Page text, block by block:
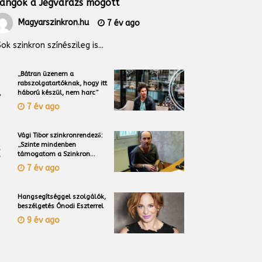
a Jégvarázs mögött
Magyarszinkron.hu 7 év ago
szinkron színészileg is...
„Bátran üzenem a
rabszolgatartóknak, hogy itt
háború készül, nem harc”
7 év ago
Vági Tibor szinkronrendező:
„Szinte mindenben
támogatom a Szinkron
Alapszervezetet”
7 év ago
Hangsegítséggel szolgálók,
beszélgetés Ónodi Eszterrel
9 év ago